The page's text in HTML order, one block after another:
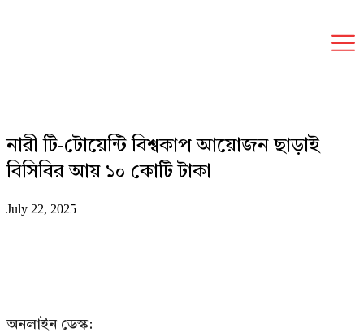
নারী টি-টোয়েন্টি বিশ্বকাপ আয়োজন ছাড়াই
বিসিবির আয় ১০ কোটি টাকা
July 22, 2025
অনলাইন ডেস্ক: